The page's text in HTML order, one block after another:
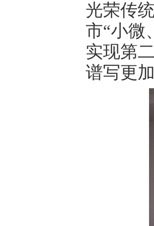
光荣传
市“小微
实现第
谱写更